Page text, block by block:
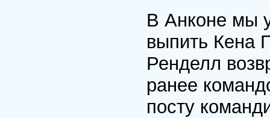
В Анконе мы
выпить Кена
Ренделл
ранее
посту